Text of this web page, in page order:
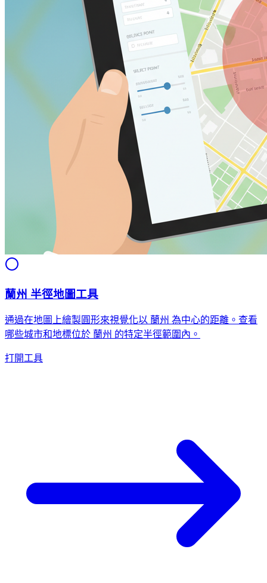
蘭州 半徑地圖工具
通過在地圖上繪製圓形來視覺化以 蘭州 為中心的距離。查看
哪些城市和地標位於 蘭州 的特定半徑範圍內。
打開工具